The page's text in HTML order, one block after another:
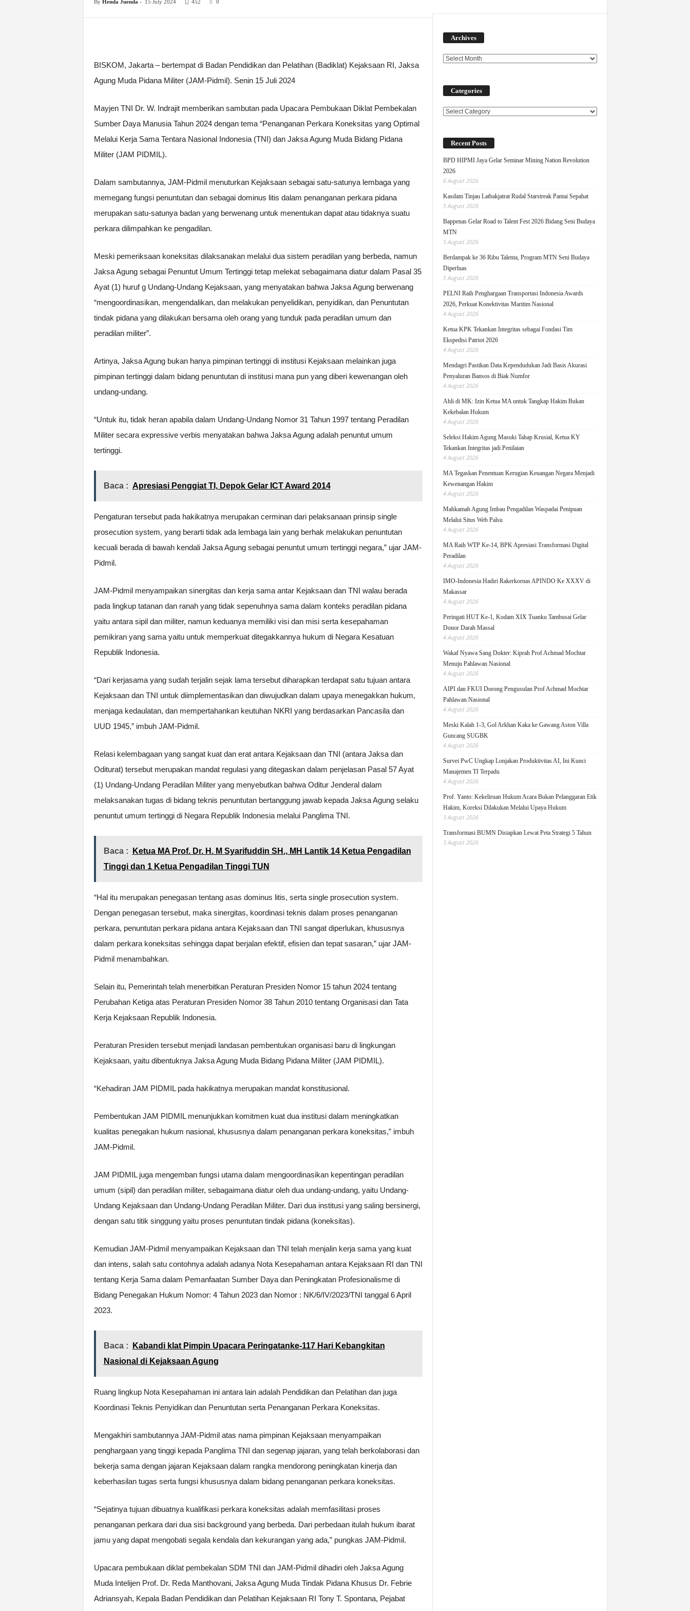
By Henda Juenda - 15 July 2024 452 0
BISKOM, Jakarta – bertempat di Badan Pendidikan dan Pelatihan (Badiklat) Kejaksaan RI, Jaksa
Agung Muda Pidana Militer (JAM-Pidmil). Senin 15 Juli 2024
Mayjen TNI Dr. W. Indrajit memberikan sambutan pada Upacara Pembukaan Diklat Pembekalan
Sumber Daya Manusia Tahun 2024 dengan tema “Penanganan Perkara Koneksitas yang Optimal
Melalui Kerja Sama Tentara Nasional Indonesia (TNI) dan Jaksa Agung Muda Bidang Pidana
Militer (JAM PIDMIL).
Dalam sambutannya, JAM-Pidmil menuturkan Kejaksaan sebagai satu-satunya lembaga yang
memegang fungsi penuntutan dan sebagai dominus litis dalam penanganan perkara pidana
merupakan satu-satunya badan yang berwenang untuk menentukan dapat atau tidaknya suatu
perkara dilimpahkan ke pengadilan.
Meski pemeriksaan koneksitas dilaksanakan melalui dua sistem peradilan yang berbeda, namun
Jaksa Agung sebagai Penuntut Umum Tertinggi tetap melekat sebagaimana diatur dalam Pasal 35
Ayat (1) huruf g Undang-Undang Kejaksaan, yang menyatakan bahwa Jaksa Agung berwenang
“mengoordinasikan, mengendalikan, dan melakukan penyelidikan, penyidikan, dan Penuntutan
tindak pidana yang dilakukan bersama oleh orang yang tunduk pada peradilan umum dan
peradilan militer”.
Artinya, Jaksa Agung bukan hanya pimpinan tertinggi di institusi Kejaksaan melainkan juga
pimpinan tertinggi dalam bidang penuntutan di institusi mana pun yang diberi kewenangan oleh
undang-undang.
“Untuk itu, tidak heran apabila dalam Undang-Undang Nomor 31 Tahun 1997 tentang Peradilan
Militer secara expressive verbis menyatakan bahwa Jaksa Agung adalah penuntut umum
tertinggi.
Baca : Apresiasi Penggiat TI, Depok Gelar ICT Award 2014
Pengaturan tersebut pada hakikatnya merupakan cerminan dari pelaksanaan prinsip single
prosecution system, yang berarti tidak ada lembaga lain yang berhak melakukan penuntutan
kecuali berada di bawah kendali Jaksa Agung sebagai penuntut umum tertinggi negara,” ujar JAM-
Pidmil.
JAM-Pidmil menyampaikan sinergitas dan kerja sama antar Kejaksaan dan TNI walau berada
pada lingkup tatanan dan ranah yang tidak sepenuhnya sama dalam konteks peradilan pidana
yaitu antara sipil dan militer, namun keduanya memiliki visi dan misi serta kesepahaman
pemikiran yang sama yaitu untuk memperkuat ditegakkannya hukum di Negara Kesatuan
Republik Indonesia.
“Dari kerjasama yang sudah terjalin sejak lama tersebut diharapkan terdapat satu tujuan antara
Kejaksaan dan TNI untuk diimplementasikan dan diwujudkan dalam upaya menegakkan hukum,
menjaga kedaulatan, dan mempertahankan keutuhan NKRI yang berdasarkan Pancasila dan
UUD 1945,” imbuh JAM-Pidmil.
Relasi kelembagaan yang sangat kuat dan erat antara Kejaksaan dan TNI (antara Jaksa dan
Oditurat) tersebut merupakan mandat regulasi yang ditegaskan dalam penjelasan Pasal 57 Ayat
(1) Undang-Undang Peradilan Militer yang menyebutkan bahwa Oditur Jenderal dalam
melaksanakan tugas di bidang teknis penuntutan bertanggung jawab kepada Jaksa Agung selaku
penuntut umum tertinggi di Negara Republik Indonesia melalui Panglima TNI.
Baca :
Ketua MA Prof. Dr. H. M Syarifuddin SH., MH Lantik 14 Ketua Pengadilan
Tinggi dan 1 Ketua Pengadilan Tinggi TUN
“Hal itu merupakan penegasan tentang asas dominus litis, serta single prosecution system.
Dengan penegasan tersebut, maka sinergitas, koordinasi teknis dalam proses penanganan
perkara, penuntutan perkara pidana antara Kejaksaan dan TNI sangat diperlukan, khususnya
dalam perkara koneksitas sehingga dapat berjalan efektif, efisien dan tepat sasaran,” ujar JAM-
Pidmil menambahkan.
Selain itu, Pemerintah telah menerbitkan Peraturan Presiden Nomor 15 tahun 2024 tentang
Perubahan Ketiga atas Peraturan Presiden Nomor 38 Tahun 2010 tentang Organisasi dan Tata
Kerja Kejaksaan Republik Indonesia.
Peraturan Presiden tersebut menjadi landasan pembentukan organisasi baru di lingkungan
Kejaksaan, yaitu dibentuknya Jaksa Agung Muda Bidang Pidana Militer (JAM PIDMIL).
“Kehadiran JAM PIDMIL pada hakikatnya merupakan mandat konstitusional.
Pembentukan JAM PIDMIL menunjukkan komitmen kuat dua institusi dalam meningkatkan
kualitas penegakan hukum nasional, khususnya dalam penanganan perkara koneksitas,” imbuh
JAM-Pidmil.
JAM PIDMIL juga mengemban fungsi utama dalam mengoordinasikan kepentingan peradilan
umum (sipil) dan peradilan militer, sebagaimana diatur oleh dua undang-undang, yaitu Undang-
Undang Kejaksaan dan Undang-Undang Peradilan Militer. Dari dua institusi yang saling bersinergi,
dengan satu titik singgung yaitu proses penuntutan tindak pidana (koneksitas).
Kemudian JAM-Pidmil menyampaikan Kejaksaan dan TNI telah menjalin kerja sama yang kuat
dan intens, salah satu contohnya adalah adanya Nota Kesepahaman antara Kejaksaan RI dan TNI
tentang Kerja Sama dalam Pemanfaatan Sumber Daya dan Peningkatan Profesionalisme di
Bidang Penegakan Hukum Nomor: 4 Tahun 2023 dan Nomor : NK/6/IV/2023/TNI tanggal 6 April
2023.
Baca :
Kabandi klat Pimpin Upacara Peringatanke-117 Hari Kebangkitan
Nasional di Kejaksaan Agung
Ruang lingkup Nota Kesepahaman ini antara lain adalah Pendidikan dan Pelatihan dan juga
Koordinasi Teknis Penyidikan dan Penuntutan serta Penanganan Perkara Koneksitas.
Mengakhiri sambutannya JAM-Pidmil atas nama pimpinan Kejaksaan menyampaikan
penghargaan yang tinggi kepada Panglima TNI dan segenap jajaran, yang telah berkolaborasi dan
bekerja sama dengan jajaran Kejaksaan dalam rangka mendorong peningkatan kinerja dan
keberhasilan tugas serta fungsi khususnya dalam bidang penanganan perkara koneksitas.
“Sejatinya tujuan dibuatnya kualifikasi perkara koneksitas adalah memfasilitasi proses
penanganan perkara dari dua sisi background yang berbeda. Dari perbedaan itulah hukum ibarat
jamu yang dapat mengobati segala kendala dan kekurangan yang ada,” pungkas JAM-Pidmil.
Upacara pembukaan diklat pembekalan SDM TNI dan JAM-Pidmil dihadiri oleh Jaksa Agung
Muda Intelijen Prof. Dr. Reda Manthovani, Jaksa Agung Muda Tindak Pidana Khusus Dr. Febrie
Adriansyah, Kepala Badan Pendidikan dan Pelatihan Kejaksaan RI Tony T. Spontana, Pejabat
Archives
Categories
Categories
Recent Posts
BPD HIPMI Jaya Gelar Seminar Mining Nation Revolution
2026
6 August 2026
Kasdam Tinjau Latbakjatrat Rudal Starstreak Pantai Sepahat
5 August 2026
Bappenas Gelar Road to Talent Fest 2026 Bidang Seni Budaya
MTN
5 August 2026
Berdampak ke 36 Ribu Talenta, Program MTN Seni Budaya
Diperluas
5 August 2026
PELNI Raih Penghargaan Transportasi Indonesia Awards
2026, Perkuat Konektivitas Maritim Nasional
4 August 2026
Ketua KPK Tekankan Integritas sebagai Fondasi Tim
Ekspedisi Patriot 2026
4 August 2026
Mendagri Pastikan Data Kependudukan Jadi Basis Akurasi
Penyaluran Bansos di Biak Numfor
4 August 2026
Ahli di MK: Izin Ketua MA untuk Tangkap Hakim Bukan
Kekebalan Hukum
4 August 2026
Seleksi Hakim Agung Masuki Tahap Krusial, Ketua KY
Tekankan Integritas jadi Penilaian
4 August 2026
MA Tegaskan Penentuan Kerugian Keuangan Negara Menjadi
Kewenangan Hakim
4 August 2026
Mahkamah Agung Imbau Pengadilan Waspadai Penipuan
Melalui Situs Web Palsu
4 August 2026
MA Raih WTP Ke-14, BPK Apresiasi Transformasi Digital
Peradilan
4 August 2026
IMO-Indonesia Hadiri Rakerkornas APINDO Ke XXXV di
Makassar
4 August 2026
Peringati HUT Ke-1, Kodam XIX Tuanku Tambusai Gelar
Donor Darah Massal
4 August 2026
Wakaf Nyawa Sang Dokter: Kiprah Prof Achmad Mochtar
Menuju Pahlawan Nasional
4 August 2026
AIPI dan FKUI Dorong Pengusulan Prof Achmad Mochtar
Pahlawan Nasional
4 August 2026
Meski Kalah 1-3, Gol Arkhan Kaka ke Gawang Aston Villa
Guncang SUGBK
4 August 2026
Survei PwC Ungkap Lonjakan Produktivitas AI, Ini Kunci
Manajemen TI Terpadu
4 August 2026
Prof. Yanto: Kekeliruan Hukum Acara Bukan Pelanggaran Etik
Hakim, Koreksi Dilakukan Melalui Upaya Hukum
3 August 2026
Transformasi BUMN Disiapkan Lewat Peta Strategi 5 Tahun
3 August 2026